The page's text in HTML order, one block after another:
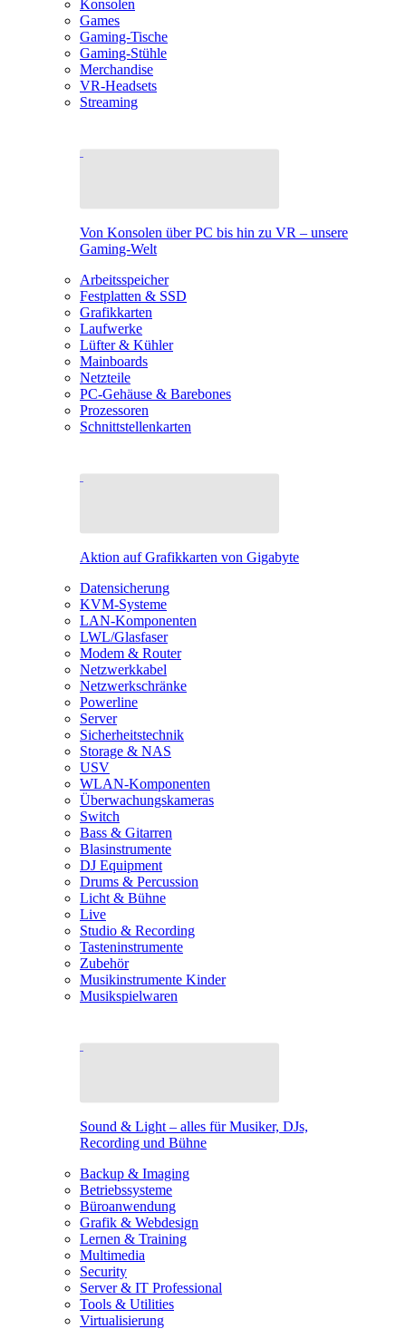
Konsolen
Games
Gaming-Tische
Gaming-Stühle
Merchandise
VR-Headsets
Streaming
Von Konsolen über PC bis hin zu VR – unsere
Gaming-Welt
Arbeitsspeicher
Festplatten & SSD
Grafikkarten
Laufwerke
Lüfter & Kühler
Mainboards
Netzteile
PC-Gehäuse & Barebones
Prozessoren
Schnittstellenkarten
Aktion auf Grafikkarten von Gigabyte
Datensicherung
KVM-Systeme
LAN-Komponenten
LWL/Glasfaser
Modem & Router
Netzwerkkabel
Netzwerkschränke
Powerline
Server
Sicherheitstechnik
Storage & NAS
USV
WLAN-Komponenten
Überwachungskameras
Switch
Bass & Gitarren
Blasinstrumente
DJ Equipment
Drums & Percussion
Licht & Bühne
Live
Studio & Recording
Tasteninstrumente
Zubehör
Musikinstrumente Kinder
Musikspielwaren
Sound & Light – alles für Musiker, DJs,
Recording und Bühne
Backup & Imaging
Betriebssysteme
Büroanwendung
Grafik & Webdesign
Lernen & Training
Multimedia
Security
Server & IT Professional
Tools & Utilities
Virtualisierung